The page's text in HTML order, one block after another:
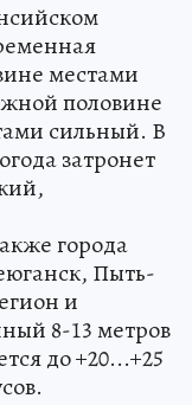
местами
половине
сильный. В
затронет
города
Пыть-
и
8-13 метров
до +20...+25